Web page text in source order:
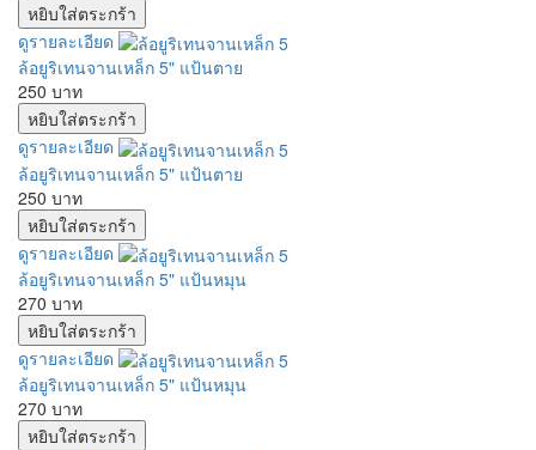
ดูรายละเอียด
ล้อยูริเทนจานเหล็ก 5" แป้นตาย
250 บาท
ดูรายละเอียด
ล้อยูริเทนจานเหล็ก 5" แป้นตาย
250 บาท
ดูรายละเอียด
ล้อยูริเทนจานเหล็ก 5" แป้นหมุน
270 บาท
ดูรายละเอียด
ล้อยูริเทนจานเหล็ก 5" แป้นหมุน
270 บาท